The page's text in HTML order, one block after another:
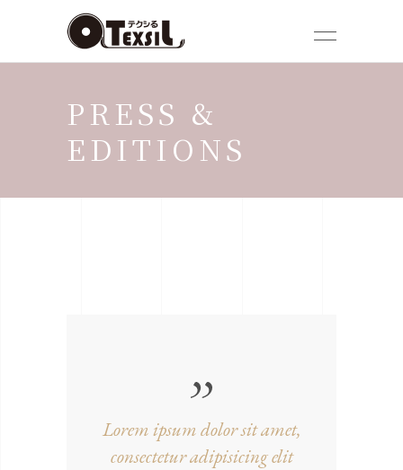
PRESS &
EDITIONS
Lorem ipsum dolor sit amet,
consectetur adipisicing elit